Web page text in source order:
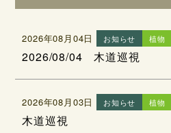
2026年08月04日 お知らせ 植物
2026/08/04 木道巡視
2026年08月03日 お知らせ 植物
木道巡視